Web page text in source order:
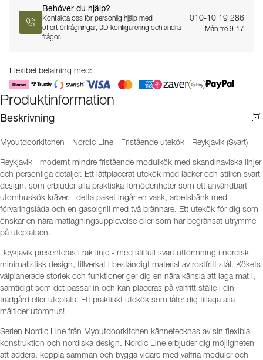
Behöver du hjälp?
Kontakta oss för personlig hjälp med
offertförfrågningar, 3D-konfigurering och andra
frågor.
010-10 19 286
Mån-fre 9-17
Flexibel betalning med:
Produktinformation
Beskrivning
Myoutdoorkitchen - Nordic Line - Fristående utekök - Reykjavik (Svart)
Reykjavik - modernt mindre fristående modulkök med skandinaviska linjer
och personliga detaljer. Ett lättplacerat utekök med läcker och stilren svart
design, som erbjuder alla praktiska förnödenheter som ett användbart
utomhuskök kräver. I detta paket ingår en vask, arbetsbänk med
förvaringslåda och en gasolgrill med två brännare. Ett utekök för dig som
önskar en nära matlagningsupplevelse eller som har begränsat utrymme
på uteplatsen.
Reykjavik presenteras i rak linje - med stilfull svart utformning i nordisk
minimalistisk design, tillverkat i beständigt material av rostfritt stål. Kökets
välplanerade storlek och funktioner ger dig en nära känsla att laga mat i,
samtidigt som det passar in och kan placeras på valfritt ställe i din
trädgård eller uteplats. Ett praktiskt utekök som låter dig tillaga alla
måltider utomhus!
Serien Nordic Line från Myoutdoorkitchen kännetecknas av sin flexibla
konstruktion och nordiska design. Nordic Line erbjuder dig möjligheten
att addera, koppla samman och bygga vidare med valfria moduler och